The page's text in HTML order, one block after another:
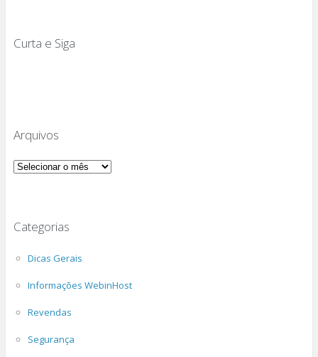
Curta e Siga
Arquivos
Arquivos
Categorias
Dicas Gerais
Informações WebinHost
Revendas
Segurança